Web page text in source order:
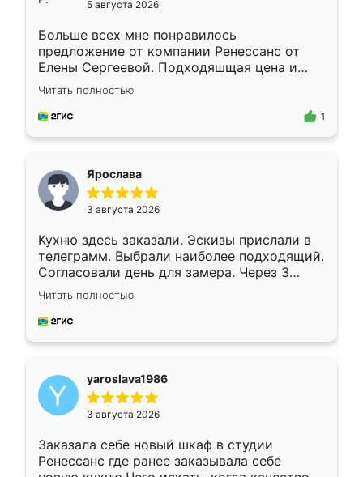
5 августа 2026
Больше всех мне понравилось
предложение от компании Ренессанс от
Елены Сергеевой. Подходяшщая цена и
короткие сроки изготовления. Приехавший
для замера сотрудник Владислав
предложил по моему эскизу самый
Читать полностью
1
Ярослава
3 августа 2026
Кухню здесь заказали. Эскизы прислали в
телеграмм. Выбрали наиболее подходящий.
Согласовали день для замера. Через 3
недели кухня была уже готова. Остались
довольны работой. Спасибо Ренессанс
мебель за качественную работу!
Читать полностью
yaroslava1986
3 августа 2026
Заказала себе новый шкаф в студии
Ренессанс где ранее заказывала себе